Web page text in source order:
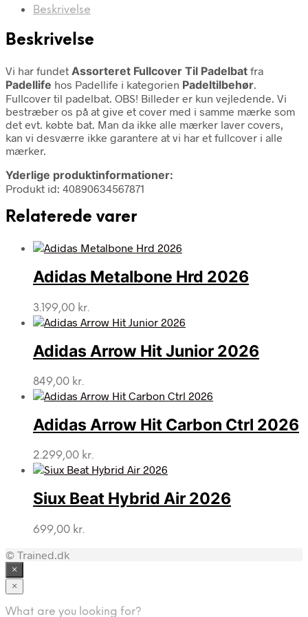
Beskrivelse
Beskrivelse
Vi har fundet Assorteret Fullcover Til Padelbat fra
Padellife hos Padellife i kategorien Padeltilbehør.
Fullcover til padelbat. OBS! Billeder er kun vejledende. Vi
bestræber os på at give et cover med i samme mærke som
det evt. købte bat. Man da ikke alle mærker laver covers,
kan vi desværre ikke garantere at vi har et fullcover i alle
mærker.
Yderlige produktinformationer:
Produkt id: 40890634567871
Relaterede varer
Adidas Metalbone Hrd 2026
3.199,00 kr.
Adidas Arrow Hit Junior 2026
849,00 kr.
Adidas Arrow Hit Carbon Ctrl 2026
2.299,00 kr.
Siux Beat Hybrid Air 2026
699,00 kr.
© Trained.dk
×
×
What are you looking for?